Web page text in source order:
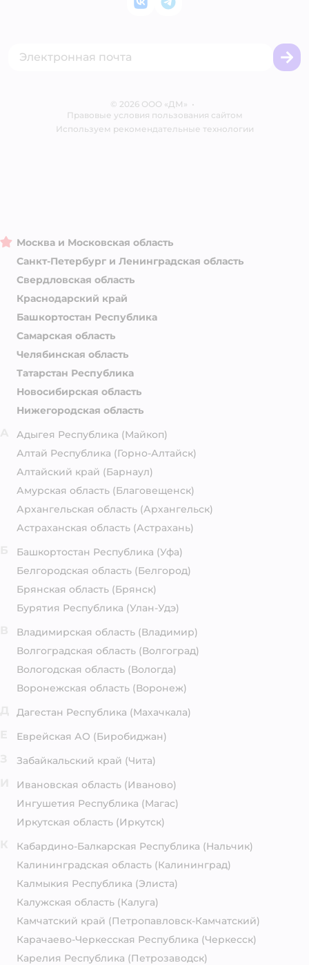
Политика использования файлов cookie
Оплата Мокка
Блог
Корм для собак
© 2026 ООО «ДМ» •
Правовые условия пользования сайтом
Используем рекомендательные технологии
ВКонтакте
Telegram
Москва и Московская область
Санкт-Петербург и Ленинградская область
Свердловская область
Краснодарский край
Башкортостан Республика
Самарская область
Челябинская область
Татарстан Республика
Новосибирская область
Нижегородская область
Адыгея Республика (Майкоп)
Алтай Республика (Горно-Алтайск)
Алтайский край (Барнаул)
Амурская область (Благовещенск)
Архангельская область (Архангельск)
Астраханская область (Астрахань)
Башкортостан Республика (Уфа)
Белгородская область (Белгород)
Брянская область (Брянск)
Бурятия Республика (Улан-Удэ)
Владимирская область (Владимир)
Волгоградская область (Волгоград)
Вологодская область (Вологда)
Воронежская область (Воронеж)
Дагестан Республика (Махачкала)
Еврейская АО (Биробиджан)
Забайкальский край (Чита)
Ивановская область (Иваново)
Ингушетия Республика (Магас)
Иркутская область (Иркутск)
Кабардино-Балкарская Республика (Нальчик)
Калининградская область (Калининград)
Калмыкия Республика (Элиста)
Калужская область (Калуга)
Камчатский край (Петропавловск-Камчатский)
Карачаево-Черкесская Республика (Черкесск)
Карелия Республика (Петрозаводск)